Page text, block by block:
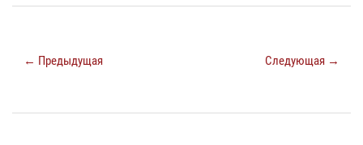
← Предыдущая Следующая →